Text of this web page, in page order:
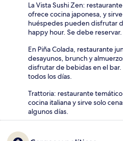
La Vista Sushi Zen:
ofrece cocina japonesa, y
huéspedes pueden disfrutar
happy hour. Se debe
En Piña Colada, restaurante
desayunos, brunch y
disfrutar de bebidas en el
todos los días.
Trattoria: restaurante
cocina italiana y sirve solo
algunos días.